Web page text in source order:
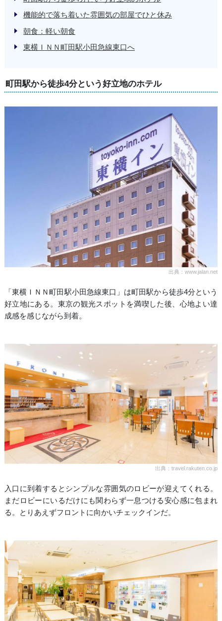
機能的で落ち着いた雰囲気の部屋でひと休み
朝食：軽い朝食
東横ＩＮＮ町田駅小田急線東口へ
町田駅から徒歩4分という好立地のホテル
出典：www.jalan.net
「東横ＩＮＮ町田駅小田急線東口」は町田駅から徒歩4分という
好立地にある。東京の観光スポットを満喫した後、心地よい達
成感を感じながら到着。
出典：travel.rakuten.co.jp
入口に到着するとシンプルな雰囲気のロビーが迎えてくれる。
まだロビーにいるだけにも関わらず一息つける安心感に包まれ
る。とりあえずフロントに向かいチェックインだ。